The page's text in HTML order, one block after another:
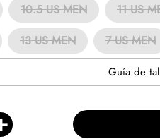
10.5 US MEN 11 US
13 US MEN 7 US MEN
Guía de